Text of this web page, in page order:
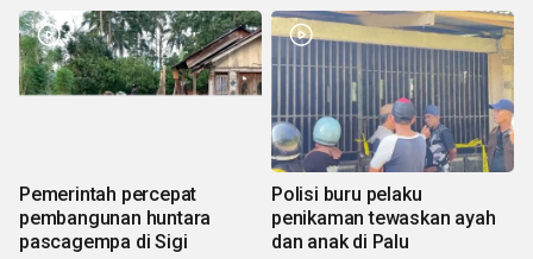
Pemerintah percepat
pembangunan huntara
pascagempa di Sigi
Polisi buru pelaku
penikaman tewaskan ayah
dan anak di Palu